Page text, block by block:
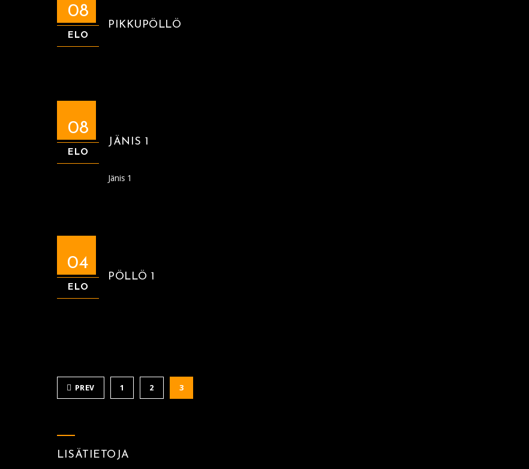
08
ELO
PIKKUPÖLLÖ
08
ELO
JÄNIS 1
Jänis 1
04
ELO
PÖLLÖ 1
PREV 1 2 3
LISÄTIETOJA